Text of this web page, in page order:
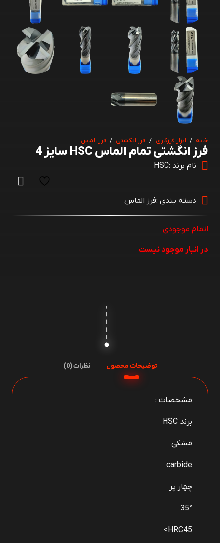
خانه / ابزار فرزکاری / فرز انگشتی / فرز الماس
فرز انگشتی تمام الماس HSC سایز 4
نام برند :HSC
دسته بندی :فرز الماس
در انبار موجود نیست
اتمام موجودی
توضیحات محصول نظرات (0)
مشخصات :
برند HSC
مشکی
carbide
چهار پر
35°
HRC45>